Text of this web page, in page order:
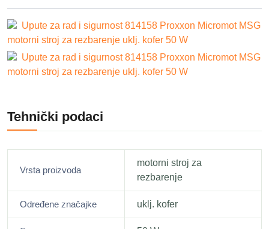
Upute za rad i sigurnost 814158 Proxxon Micromot MSG
motorni stroj za rezbarenje uklj. kofer 50 W
Upute za rad i sigurnost 814158 Proxxon Micromot MSG
motorni stroj za rezbarenje uklj. kofer 50 W
Tehnički podaci
Vrsta proizvoda
motorni stroj za
rezbarenje
Određene značajke uklj. kofer